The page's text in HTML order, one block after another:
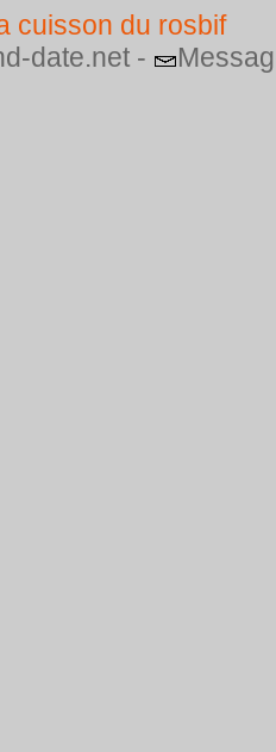
cuisson du rosbif
date.net -